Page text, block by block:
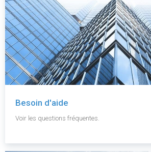
Besoin d'aide
Voir les questions fréquentes.